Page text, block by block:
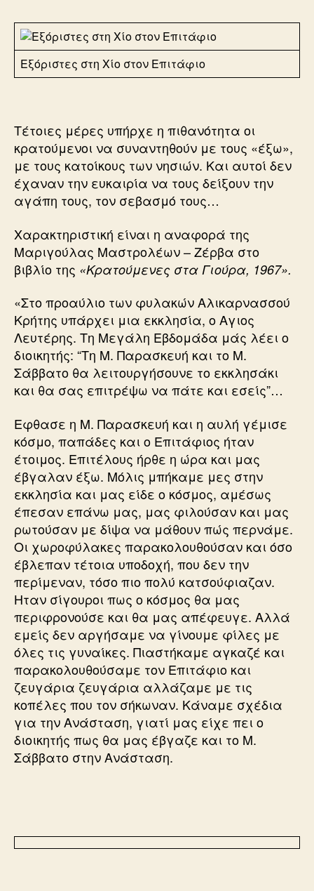
Εξόριστες στη Χίο στον Επιτάφιο
Τέτοιες μέρες υπήρχε η πιθανότητα οι
κρατούμενοι να συναντηθούν με τους «έξω»,
με τους κατοίκους των νησιών. Και αυτοί δεν
έχαναν την ευκαιρία να τους δείξουν την
αγάπη τους, τον σεβασμό τους…
Χαρακτηριστική είναι η αναφορά της
Μαριγούλας Μαστρολέων – Ζέρβα στο
βιβλίο της «Κρατούμενες στα Γιούρα, 1967».
«Στο προαύλιο των φυλακών Αλικαρνασσού
Κρήτης υπάρχει μια εκκλησία, ο Αγιος
Λευτέρης. Τη Μεγάλη Εβδομάδα μάς λέει ο
διοικητής: “Τη Μ. Παρασκευή και το Μ.
Σάββατο θα λειτουργήσουνε το εκκλησάκι
και θα σας επιτρέψω να πάτε και εσείς”…
Εφθασε η Μ. Παρασκευή και η αυλή γέμισε
κόσμο, παπάδες και ο Επιτάφιος ήταν
έτοιμος. Επιτέλους ήρθε η ώρα και μας
έβγαλαν έξω. Μόλις μπήκαμε μες στην
εκκλησία και μας είδε ο κόσμος, αμέσως
έπεσαν επάνω μας, μας φιλούσαν και μας
ρωτούσαν με δίψα να μάθουν πώς περνάμε.
Οι χωροφύλακες παρακολουθούσαν και όσο
έβλεπαν τέτοια υποδοχή, που δεν την
περίμεναν, τόσο πιο πολύ κατσούφιαζαν.
Ηταν σίγουροι πως ο κόσμος θα μας
περιφρονούσε και θα μας απέφευγε. Αλλά
εμείς δεν αργήσαμε να γίνουμε φίλες με
όλες τις γυναίκες. Πιαστήκαμε αγκαζέ και
παρακολουθούσαμε τον Επιτάφιο και
ζευγάρια ζευγάρια αλλάζαμε με τις
κοπέλες που τον σήκωναν. Κάναμε σχέδια
για την Ανάσταση, γιατί μας είχε πει ο
διοικητής πως θα μας έβγαζε και το Μ.
Σάββατο στην Ανάσταση.